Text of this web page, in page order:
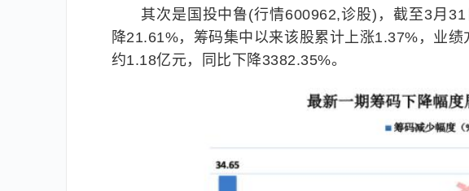
其次是国投中鲁(行情600962,诊股)，截至3月
降21.61%，筹码集中以来该股累计上涨1.37%，业
约1.18亿元，同比下降3382.35%。